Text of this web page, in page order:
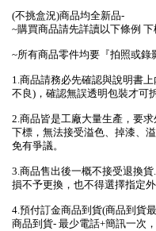
(不挑盒況)商品均全新品-
~購買商品請先詳讀以下條例
~所有商品零件均要『拍照或錄
1.商品請務必先確認與說明書
不良)，確認無誤透明包裝才可拆
2.商品皆是工廠大量生產，要
下標，無法接受溢色、掉漆、
免有爭議。
3.商品售出後一概不接受退換
損不予更換，也不得選擇指定外
4.預付訂金商品到貨(商品到貨
商品到貨- 最少電話+簡訊一次